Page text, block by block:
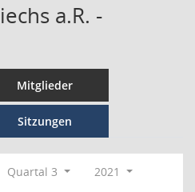
a.R. -
Mitglieder
Sitzungen
Quartal 3
2021